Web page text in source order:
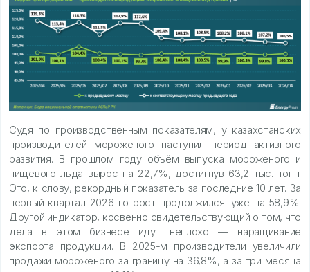
Судя по производственным показателям, у казахстанских
производителей мороженого наступил период активного
развития. В прошлом году объём выпуска мороженого и
пищевого льда вырос на 22,7%, достигнув 63,2 тыс. тонн.
Это, к слову, рекордный показатель за последние 10 лет. За
первый квартал 2026-го рост продолжился: уже на 58,9%.
Другой индикатор, косвенно свидетельствующий о том, что
дела в этом бизнесе идут неплохо — наращивание
экспорта продукции. В 2025-м производители увеличили
продажи мороженого за границу на 36,8%, а за три месяца